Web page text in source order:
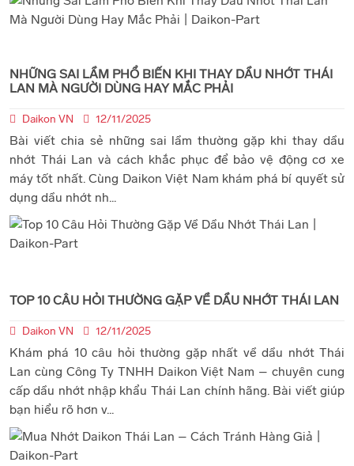
NHỮNG SAI LẦM PHỔ BIẾN KHI THAY DẦU NHỚT THÁI
LAN MÀ NGƯỜI DÙNG HAY MẮC PHẢI
Daikon VN 12/11/2025
Bài viết chia sẻ những sai lầm thường gặp khi thay dầu
nhớt Thái Lan và cách khắc phục để bảo vệ động cơ xe
máy tốt nhất. Cùng Daikon Việt Nam khám phá bí quyết sử
dụng dầu nhớt nh...
TOP 10 CÂU HỎI THƯỜNG GẶP VỀ DẦU NHỚT THÁI LAN
Daikon VN 12/11/2025
Khám phá 10 câu hỏi thường gặp nhất về dầu nhớt Thái
Lan cùng Công Ty TNHH Daikon Việt Nam – chuyên cung
cấp dầu nhớt nhập khẩu Thái Lan chính hãng. Bài viết giúp
bạn hiểu rõ hơn v...